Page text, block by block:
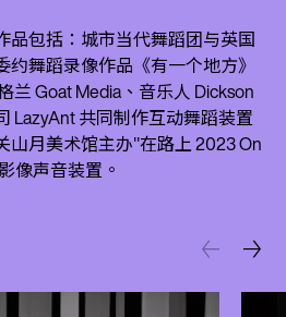
品包括：城市当代舞蹈团与英国
舞蹈录像作品《有一个地方》
兰 Goat Media、音乐人 Dickson
LazyAnt 共同制作互动舞蹈装置
山月美术馆主办"在路上 2023 On
像声音装置。